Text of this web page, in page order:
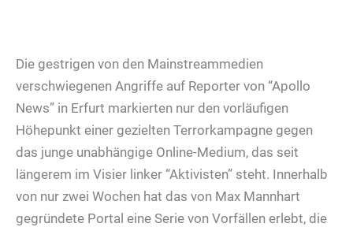
Die gestrigen von den Mainstreammedien
verschwiegenen Angriffe auf Reporter von “Apollo
News” in Erfurt markierten nur den vorläufigen
Höhepunkt einer gezielten Terrorkampagne gegen
das junge unabhängige Online-Medium, das seit
längerem im Visier linker “Aktivisten” steht. Innerhalb
von nur zwei Wochen hat das von Max Mannhart
gegründete Portal eine Serie von Vorfällen erlebt, die